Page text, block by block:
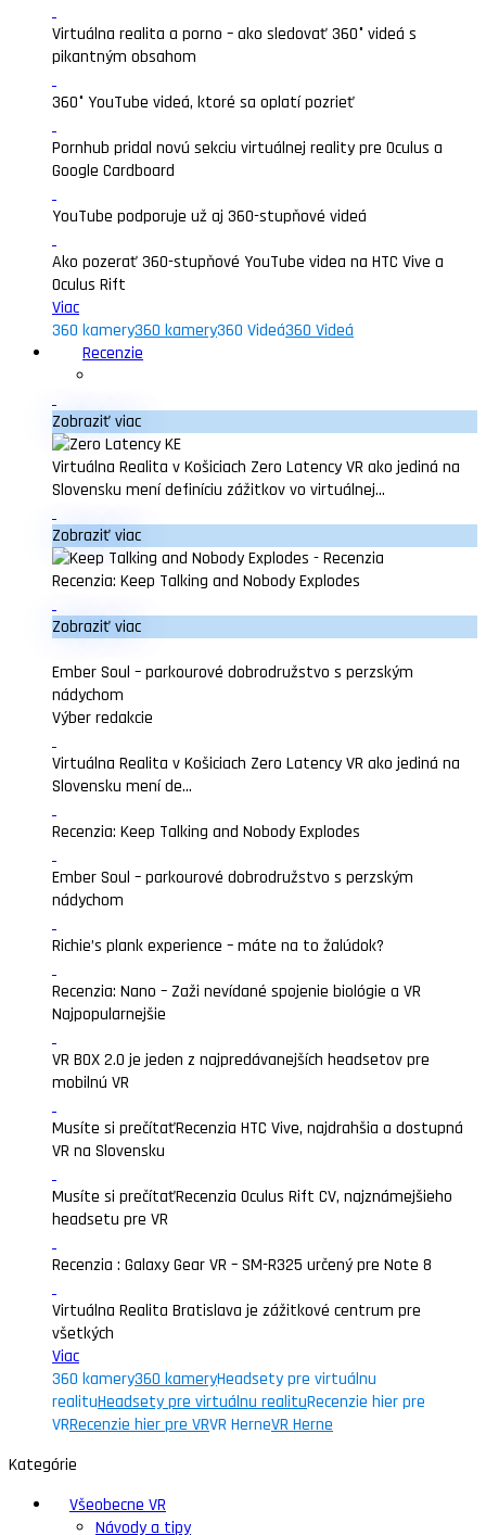
Virtuálna realita a porno – ako sledovať 360° videá s
pikantným obsahom
360° YouTube videá, ktoré sa oplatí pozrieť
Pornhub pridal novú sekciu virtuálnej reality pre Oculus a
Google Cardboard
YouTube podporuje už aj 360-stupňové videá
Ako pozerať 360-stupňové YouTube videa na HTC Vive a
Oculus Rift
Viac
360 kamery360 kamery360 Videá360 Videá
Recenzie
Zobraziť viac
Virtuálna Realita v Košiciach Zero Latency VR ako jediná na
Slovensku mení definíciu zážitkov vo virtuálnej...
Zobraziť viac
Recenzia: Keep Talking and Nobody Explodes
Zobraziť viac
Ember Soul – parkourové dobrodružstvo s perzským
nádychom
Výber redakcie
Virtuálna Realita v Košiciach Zero Latency VR ako jediná na
Slovensku mení de...
Recenzia: Keep Talking and Nobody Explodes
Ember Soul – parkourové dobrodružstvo s perzským
nádychom
Richie’s plank experience – máte na to žalúdok?
Recenzia: Nano – Zaži nevídané spojenie biológie a VR
Najpopularnejšie
VR BOX 2.0 je jeden z najpredávanejších headsetov pre
mobilnú VR
Musíte si prečítaťRecenzia HTC Vive, najdrahšia a dostupná
VR na Slovensku
Musíte si prečítaťRecenzia Oculus Rift CV, najznámejšieho
headsetu pre VR
Recenzia : Galaxy Gear VR – SM-R325 určený pre Note 8
Virtuálna Realita Bratislava je zážitkové centrum pre
všetkých
Viac
360 kamery360 kameryHeadsety pre virtuálnu
realituHeadsety pre virtuálnu realituRecenzie hier pre
VRRecenzie hier pre VRVR HerneVR Herne
Kategórie
Všeobecne VR
Návody a tipy